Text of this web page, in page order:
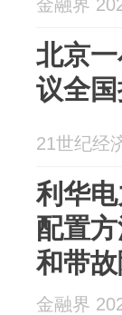
金融界
北京
议全
21世纪经
利华
配置
和带
金融界